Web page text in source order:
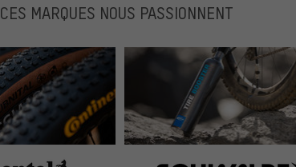
CES MARQUES NOUS PASSIONNENT